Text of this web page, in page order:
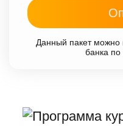
Данный пакет можно
банка по